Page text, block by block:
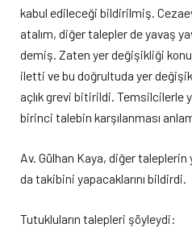
kabul edileceği bildirilmiş.
atalım, diğer talepler de yavaş
demiş. Zaten yer değişikliği
iletti ve bu doğrultuda yer
açlık grevi bitirildi. Temsilcilerle
birinci talebin karşılanması
Av. Gülhan Kaya, diğer
da takibini yapacaklarını bildirdi.
Tutukluların talepleri şöyleydi: